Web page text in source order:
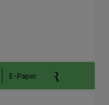
E-Paper Anzeigen aufgeben